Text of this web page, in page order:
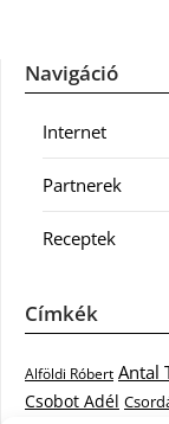
Navigáció
Internet
Partnerek
Receptek
Címkék
Alföldi Róbert Antal
Csobot Adél